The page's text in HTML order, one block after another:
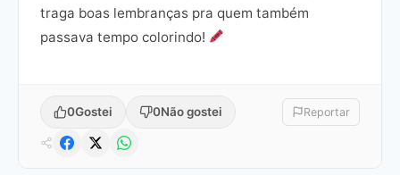
traga boas lembranças pra quem também
passava tempo colorindo!
0Gostei 0Não gostei Reportar